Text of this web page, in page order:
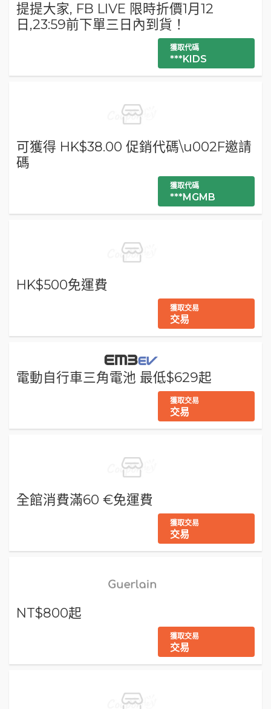
提提大家, FB LIVE 限時折價1月12
日,23:59前下單三日內到貨！
獲取代碼
***KIDS
可獲得 HK$38.00 促銷代碼\u002F邀請
碼
獲取代碼
***MGMB
HK$500免運費
獲取交易
交易
電動自行車三角電池 最低$629起
獲取交易
交易
全館消費滿60 €免運費
獲取交易
交易
NT$800起
獲取交易
交易